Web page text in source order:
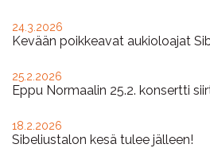
24.3.2026
Kevään poikkeavat aukioloajat
25.2.2026
Eppu Normaalin 25.2. konsertti
18.2.2026
Sibeliustalon kesä tulee jälleen!